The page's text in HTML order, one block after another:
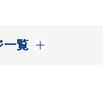
一覧
く